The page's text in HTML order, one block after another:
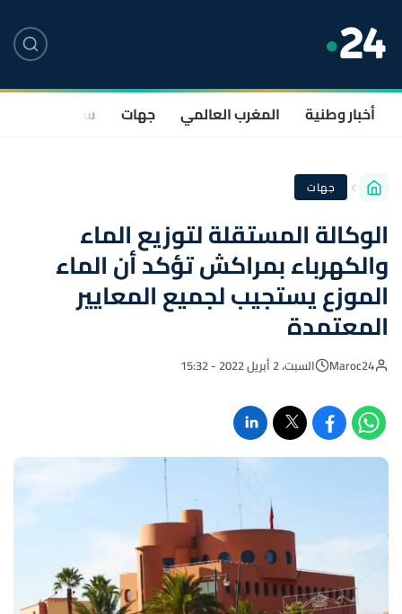
أخبار وطنية المغرب العالمي جهات سياسة
جهات
الوكالة المستقلة لتوزيع الماء
والكهرباء بمراكش تؤكد أن الماء
الموزع يستجيب لجميع المعايير
المعتمدة
Maroc24 السبت، 2 أبريل 2022 - 15:32